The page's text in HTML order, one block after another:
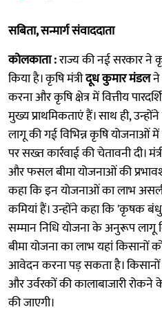
सबिता, सन्मार्ग संवाददाता
कोलकाता :राज्य की नई सरकार ने
किया है। कृषि मंत्रीदूध कुमार मंडल
करना और कृषि क्षेत्र में वित्तीय
मुख्य प्राथमिकताएं हैं। साथ ही,
लागू की गई विभिन्न कृषि योजनाओं में
पर सख्त कार्रवाई की चेतावनी दी।
और फसल बीमा योजनाओं की
कहा कि इन योजनाओं का लाभ
कमियां हैं। उन्होंने कहा कि 'कृषक बंधु'
सम्मान निधि योजना के अनुरूप लागू
बीमा योजना का लाभ यहां किसानों
आवेदन करना पड़ सकता है।
और उर्वरकों की कालाबाजारी रोकने
की जाएगी।